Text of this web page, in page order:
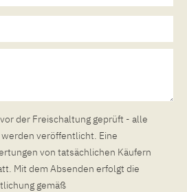
der Freischaltung geprüft - alle
veröffentlicht. Eine
von tatsächlichen Käufern
Mit dem Absenden erfolgt die
gemäß